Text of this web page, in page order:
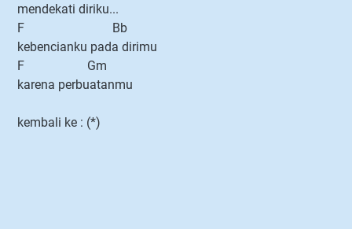
mendekati diriku...
F Bb
kebencianku pada dirimu
F Gm
karena perbuatanmu
kembali ke : (*)